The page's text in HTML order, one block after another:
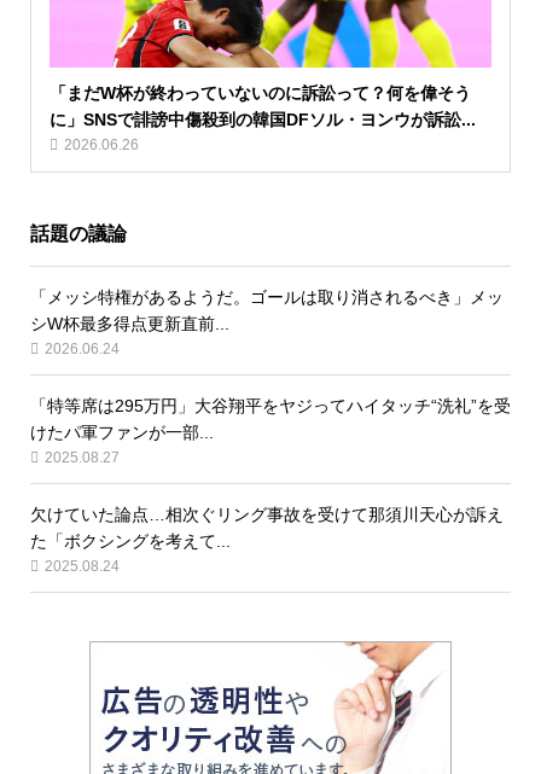
「まだW杯が終わっていないのに訴訟って？何を偉そう
に」SNSで誹謗中傷殺到の韓国DFソル・ヨンウが訴訟...
2026.06.26
話題の議論
「メッシ特権があるようだ。ゴールは取り消されるべき」メッ
シW杯最多得点更新直前...
2026.06.24
「特等席は295万円」大谷翔平をヤジってハイタッチ“洗礼”を受
けたパ軍ファンが一部...
2025.08.27
欠けていた論点…相次ぐリング事故を受けて那須川天心が訴え
た「ボクシングを考えて...
2025.08.24